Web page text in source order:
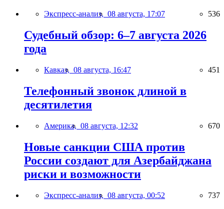
Экспресс-анализ, 08 августа, 17:07 536
Судебный обзор: 6–7 августа 2026
года
Кавказ, 08 августа, 16:47 451
Телефонный звонок длиной в
десятилетия
Америка, 08 августа, 12:32 670
Новые санкции США против
России создают для Азербайджана
риски и возможности
Экспресс-анализ, 08 августа, 00:52 737